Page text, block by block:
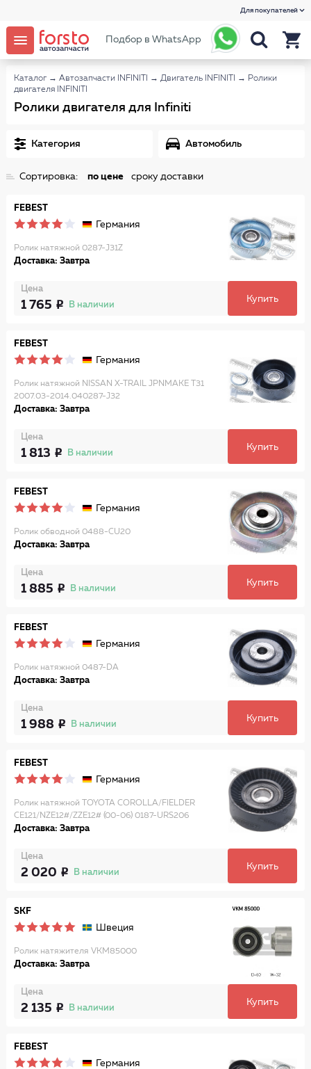
Для покупателей
Подбор в WhatsApp
Каталог → Автозапчасти INFINITI → Двигатель INFINITI → Ролики
двигателя INFINITI
Ролики двигателя для Infiniti
Категория Автомобиль
Сортировка: по цене сроку доставки
FEBEST
Германия
Ролик натяжной 0287-J31Z
Доставка: Завтра
Цена
1 765 В наличии
Купить
FEBEST
Германия
Ролик натяжной NISSAN X-TRAIL JPNMAKE T31
2007.03-2014.040287-J32
Доставка: Завтра
Цена
1 813 В наличии
Купить
FEBEST
Германия
Ролик обводной 0488-CU20
Доставка: Завтра
Цена
1 885 В наличии
Купить
FEBEST
Германия
Ролик натяжной 0487-DA
Доставка: Завтра
Цена
1 988 В наличии
Купить
FEBEST
Германия
Ролик натяжной TOYOTA COROLLA/FIELDER
CE121/NZE12#/ZZE12# (00-06) 0187-URS206
Доставка: Завтра
Цена
2 020 В наличии
Купить
SKF
Швеция
Ролик натяжителя VKM85000
Доставка: Завтра
Цена
2 135 В наличии
Купить
FEBEST
Германия